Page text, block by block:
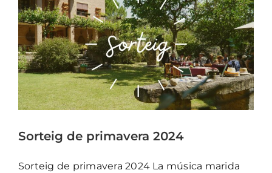
Sorteig de primavera 2024
Sorteig de primavera 2024 La música marida